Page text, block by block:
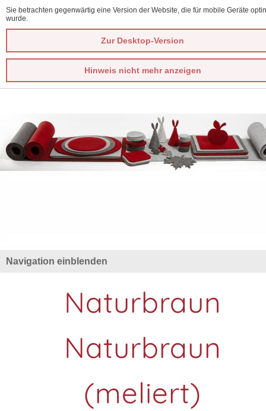
Sie betrachten gegenwärtig eine Version der Website, die für mobile Geräte
wurde.
Zur Desktop-Version
Hinweis nicht mehr anzeigen
Navigation einblenden
Naturbraun
Naturbraun
(meliert)